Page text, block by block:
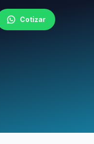
Cotizar